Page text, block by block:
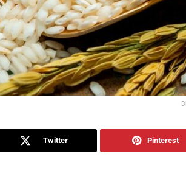
Twitter Pinterest